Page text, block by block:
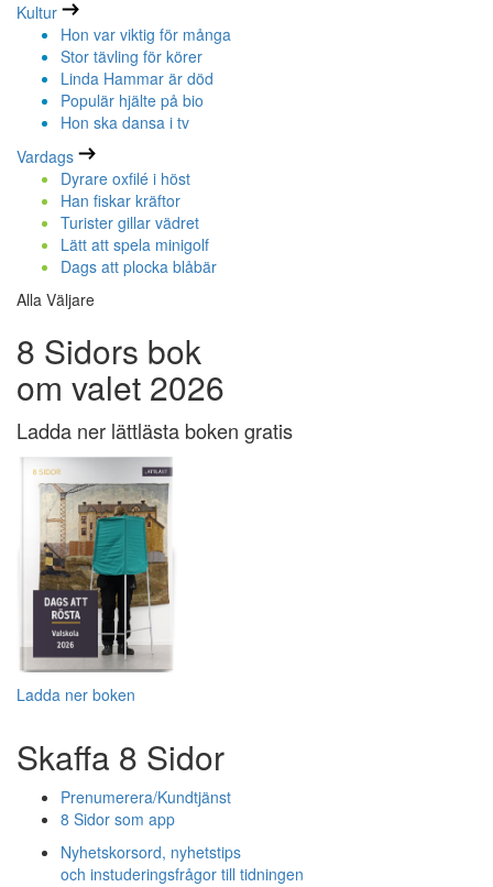
Kultur
Hon var viktig för många
Stor tävling för körer
Linda Hammar är död
Populär hjälte på bio
Hon ska dansa i tv
Vardags
Dyrare oxfilé i höst
Han fiskar kräftor
Turister gillar vädret
Lätt att spela minigolf
Dags att plocka blåbär
Alla Väljare
8 Sidors bok
om valet 2026
Ladda ner lättlästa boken gratis
Ladda ner boken
Skaffa 8 Sidor
Prenumerera/Kundtjänst
8 Sidor som app
Nyhetskorsord, nyhetstips
och instuderingsfrågor till tidningen